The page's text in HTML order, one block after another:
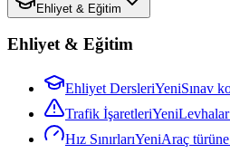
Ehliyet & Eğitim
Ehliyet & Eğitim
Ehliyet DersleriYeniSınav
Trafik İşaretleriYeniLevhalar
Hız SınırlarıYeniAraç